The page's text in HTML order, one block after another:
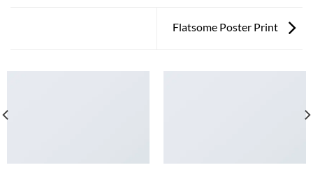
Flatsome Poster Print